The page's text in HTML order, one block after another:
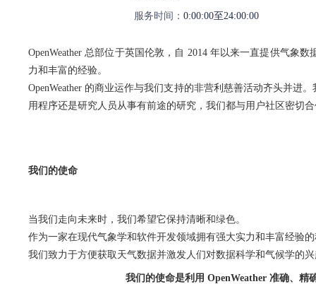
服务时间： 0:00:00至24:00:00
OpenWeather 总部位于英国伦敦，自 2014 年以来一直提供气象
力和丰富的经验。
OpenWeather 的商业运作与我们支持的非营利慈善活动齐头并进
用程序还是研究人员从事有前途的研究，我们都与用户社区密切
我们的使命
当我们走向未来时，我们希望它保持清晰和绿色。
作为一家在现代气象学和软件开发领域拥有强大实力和丰富经验
我们致力于方便获取天气数据并激发人们对数据科学和气候学的
我们的使命是利用 OpenWeather 准确、